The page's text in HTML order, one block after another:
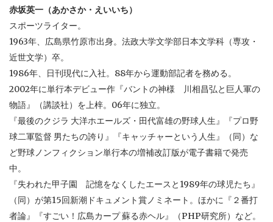
赤坂英一（あかさか・えいいち）
スポーツライター。
1963年、広島県竹原市出身。法政大学文学部日本文学科（専攻・
近世文学）卒。
1986年、日刊現代に入社。88年から運動部記者を務める。
2002年に単行本デビュー作『バントの神様 川相昌弘と巨人軍の
物語』（講談社）を上梓。06年に独立。
『最後のクジラ 大洋ホエールズ・田代富雄の野球人生』『プロ野
球二軍監督 男たちの誇り』『キャッチャーという人生』（同）な
ど野球ノンフィクション単行本の増補改訂版が電子書籍で発売
中。
『失われた甲子園 記憶をなくしたエースと1989年の球児たち』
（同）が第15回新潮ドキュメント賞ノミネート。ほかに『２番打
者論』『すごい！広島カープ 蘇る赤ヘル』（PHP研究所）など。